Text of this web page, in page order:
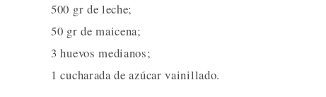
500 gr de leche;
50 gr de maicena;
3 huevos medianos;
1 cucharada de azúcar vainillado.